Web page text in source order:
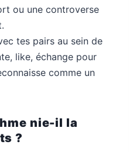
ou une controverse
tes pairs au sein de
like, échange pour
comme un
nie-il la
?